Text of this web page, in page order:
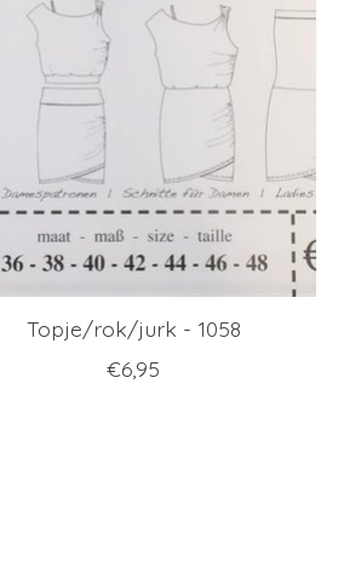
Topje/rok/jurk - 1058
€6,95